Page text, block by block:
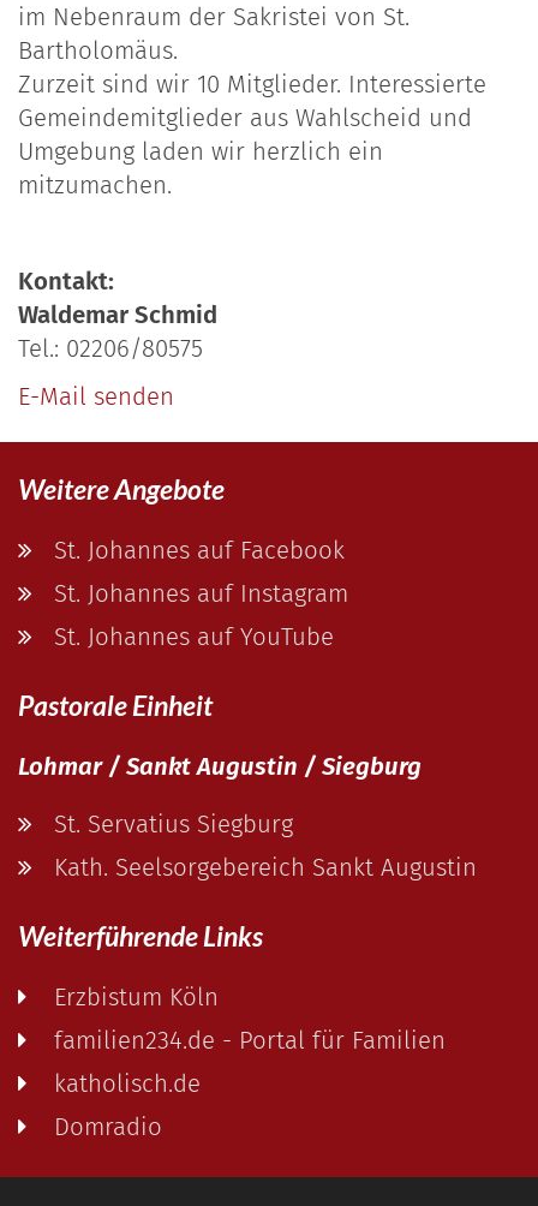
im Nebenraum der Sakristei von St.
Bartholomäus.
Zurzeit sind wir 10 Mitglieder. Interessierte
Gemeindemitglieder aus Wahlscheid und
Umgebung laden wir herzlich ein
mitzumachen.
Kontakt:
Waldemar Schmid
Tel.: 02206/80575
E-Mail senden
Weitere Angebote
St. Johannes auf Facebook
St. Johannes auf Instagram
St. Johannes auf YouTube
Pastorale Einheit
Lohmar / Sankt Augustin / Siegburg
St. Servatius Siegburg
Kath. Seelsorgebereich Sankt Augustin
Weiterführende Links
Erzbistum Köln
familien234.de - Portal für Familien
katholisch.de
Domradio